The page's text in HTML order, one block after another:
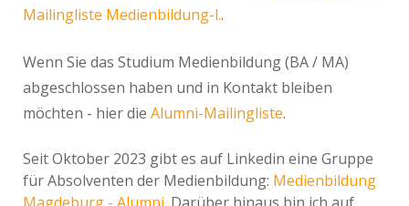
Mailingliste Medienbildung-l..
Wenn Sie das Studium Medienbildung (BA / MA)
abgeschlossen haben und in Kontakt bleiben
möchten - hier die Alumni-Mailingliste.
Seit Oktober 2023 gibt es auf Linkedin eine Gruppe
für Absolventen der Medienbildung: Medienbildung